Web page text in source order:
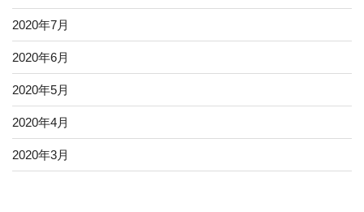
2020年7月
2020年6月
2020年5月
2020年4月
2020年3月